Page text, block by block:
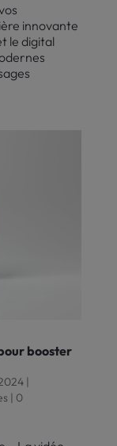
innovante
le digital
booster
|
| 0